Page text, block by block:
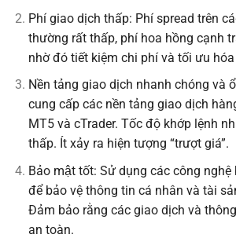
Phí giao dịch thấp: Phí spread trên
thường rất thấp, phí hoa hồng cạnh
nhờ đó tiết kiệm chi phí và tối ưu
Nền tảng giao dịch nhanh chóng và
cung cấp các nền tảng giao dịch
MT5 và cTrader. Tốc độ khớp lệnh
thấp. Ít xảy ra hiện tượng “trượt giá”.
Bảo mật tốt: Sử dụng các công nghệ
để bảo vệ thông tin cá nhân và tài
Đảm bảo rằng các giao dịch và
an toàn.